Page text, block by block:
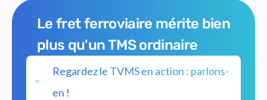
Le fret ferroviaire mérite bien
plus qu'un TMS ordinaire
Regardez le TVMS en action : parlons-
en !